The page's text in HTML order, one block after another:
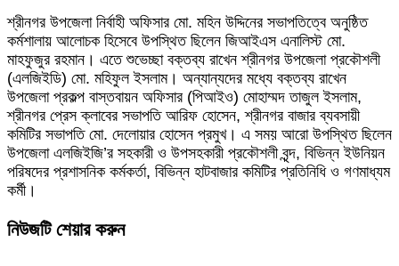
শ্রীনগর উপজেলা নির্বাহী অফিসার মো. মহিন উদ্দিনের সভাপতিত্বে অনুষ্ঠিত
কর্মশালায় আলোচক হিসেবে উপস্থিত ছিলেন জিআইএস এনালিস্ট মো.
মাহফুজুর রহমান। এতে শুভেচ্ছা বক্তব্য রাখেন শ্রীনগর উপজেলা প্রকৌশলী
(এলজিইডি) মো. মহিফুল ইসলাম। অন্যান্যদের মধ্যে বক্তব্য রাখেন
উপজেলা প্রকল্প বাস্তবায়ন অফিসার (পিআইও) মোহাম্মদ তাজুল ইসলাম,
শ্রীনগর প্রেস ক্লাবের সভাপতি আরিফ হোসেন, শ্রীনগর বাজার ব্যবসায়ী
কমিটির সভাপতি মো. দেলোয়ার হোসেন প্রমুখ। এ সময় আরো উপস্থিত ছিলেন
উপজেলা এলজিইজি’র সহকারী ও উপসহকারী প্রকৌশলী বৃন্দ, বিভিন্ন ইউনিয়ন
পরিষদের প্রশাসনিক কর্মকর্তা, বিভিন্ন হাটবাজার কমিটির প্রতিনিধি ও গণমাধ্যম
কর্মী।
নিউজটি শেয়ার করুন